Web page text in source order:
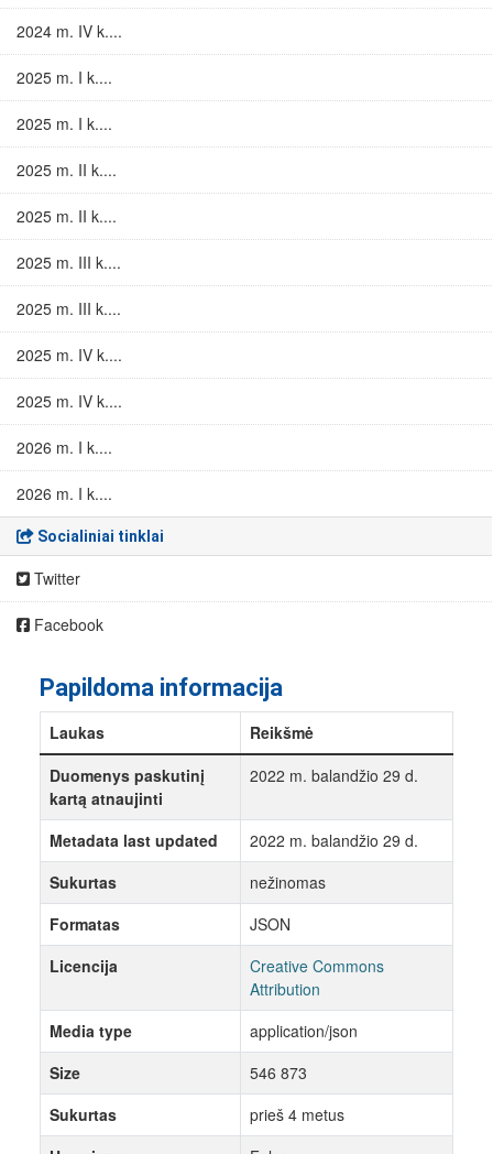
2024 m. IV k....
2025 m. I k....
2025 m. I k....
2025 m. II k....
2025 m. II k....
2025 m. III k....
2025 m. III k....
2025 m. IV k....
2025 m. IV k....
2026 m. I k....
2026 m. I k....
Socialiniai tinklai
Twitter
Facebook
Papildoma informacija
Laukas
Reikšmė
Duomenys paskutinį
kartą atnaujinti
2022 m. balandžio 29 d.
Metadata last updated
2022 m. balandžio 29 d.
Sukurtas
nežinomas
Formatas
JSON
Licencija
Creative Commons
Attribution
Media type
application/json
Size
546 873
Sukurtas
prieš 4 metus